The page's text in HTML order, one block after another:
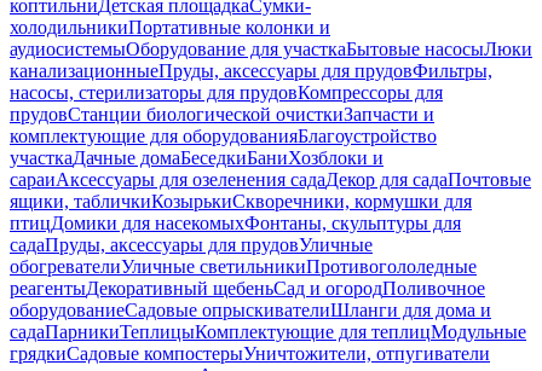
коптильниДетская площадкаСумки-
холодильникиПортативные колонки и
аудиосистемыОборудование для участкаБытовые насосыЛюки
канализационныеПруды, аксессуары для прудовФильтры,
насосы, стерилизаторы для прудовКомпрессоры для
прудовСтанции биологической очисткиЗапчасти и
комплектующие для оборудованияБлагоустройство
участкаДачные домаБеседкиБаниХозблоки и
сараиАксессуары для озеленения садаДекор для садаПочтовые
ящики, табличкиКозырькиСкворечники, кормушки для
птицДомики для насекомыхФонтаны, скульптуры для
садаПруды, аксессуары для прудовУличные
обогревателиУличные светильникиПротивогололедные
реагентыДекоративный щебеньСад и огородПоливочное
оборудованиеСадовые опрыскивателиШланги для дома и
садаПарникиТеплицыКомплектующие для теплицМодульные
грядкиСадовые компостерыУничтожители, отпугиватели